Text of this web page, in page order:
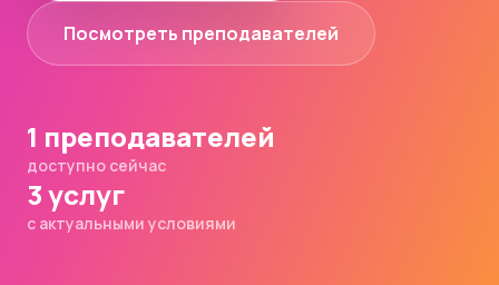
Посмотреть преподавателей
1 преподавателей
доступно сейчас
3 услуг
с актуальными условиями